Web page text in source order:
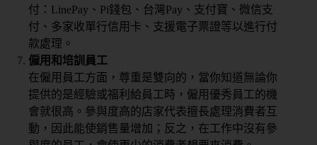
付：LinePay、Pi錢包、台灣Pay、支付寶、微信支
付、多家收單行信用卡、支援電子票證等以進行付
款處理。
僱用和培訓員工
在僱用員工方面，尊重是雙向的，當你知道無論你
提供的是經驗或福利給員工時，僱用優秀員工的機
會就很高。參與度高的店家代表擅長處理消費者互
動，因此能使銷售量增加；反之，在工作中沒有參